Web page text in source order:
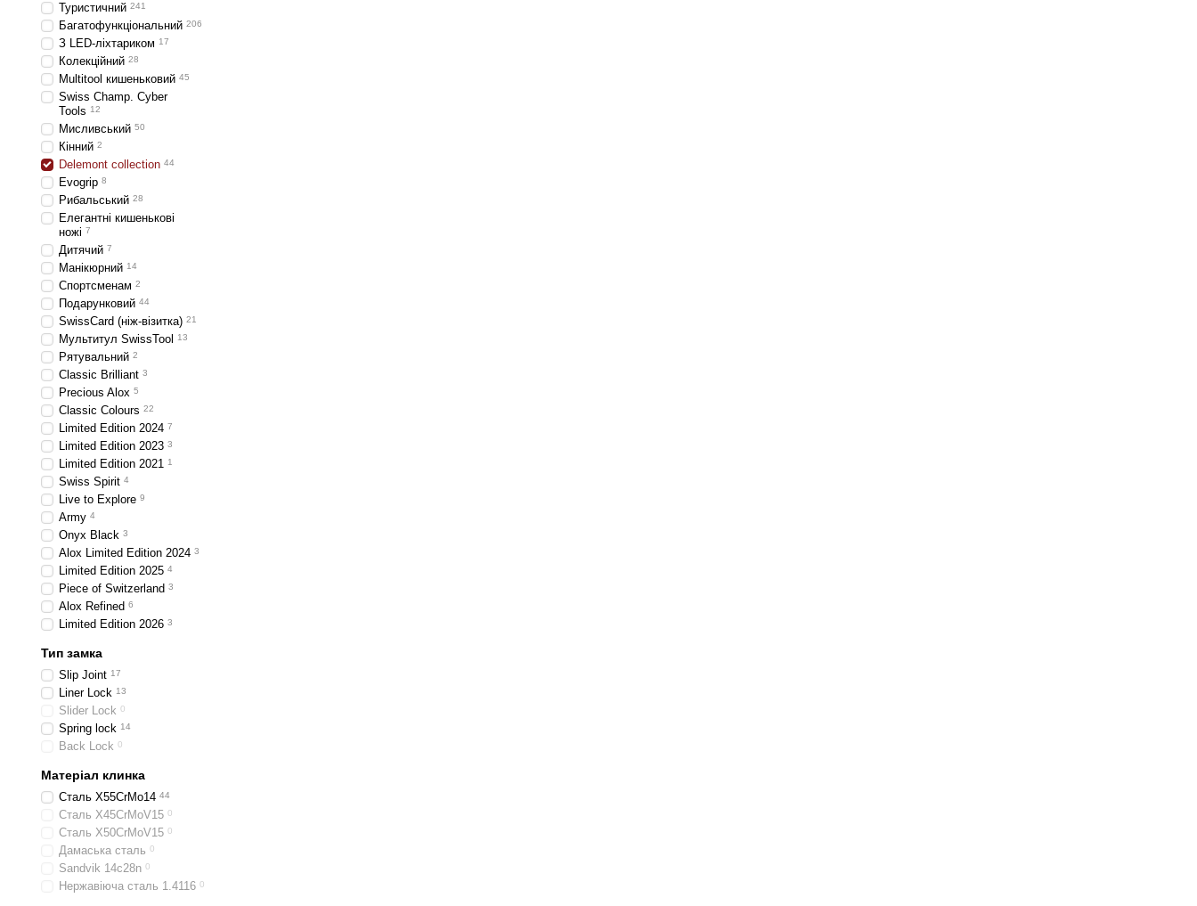
Туристичний 241
Багатофункціональний 206
З LED-ліхтариком 17
Колекційний 28
Multitool кишеньковий 45
Swiss Champ. Cyber
Tools 12
Мисливський 50
Кінний 2
Delemont collection 44
Evogrip 8
Рибальський 28
Елегантні кишенькові
ножі 7
Дитячий 7
Манікюрний 14
Спортсменам 2
Подарунковий 44
SwissCard (ніж-візитка) 21
Мультитул SwissTool 13
Рятувальний 2
Classic Brilliant 3
Precious Alox 5
Classic Colours 22
Limited Edition 2024 7
Limited Edition 2023 3
Limited Edition 2021 1
Swiss Spirit 4
Live to Explore 9
Army 4
Onyx Black 3
Alox Limited Edition 2024 3
Limited Edition 2025 4
Piece of Switzerland 3
Alox Refined 6
Limited Edition 2026 3
Тип замка
Slip Joint 17
Liner Lock 13
Slider Lock 0
Spring lock 14
Back Lock 0
Матеріал клинка
Сталь X55CrMo14 44
Сталь X45CrMoV15 0
Сталь X50CrMoV15 0
Дамаська сталь 0
Sandvik 14c28n 0
Нержавіюча сталь 1.4116 0